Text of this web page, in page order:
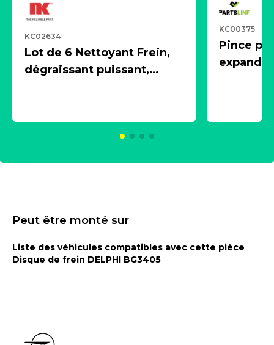
KC02634
Lot de 6 Nettoyant Frein,
dégraissant puissant,
KC00375
Pince
Peut être monté sur
Liste des véhicules compatibles avec cette pièce
Disque de frein DELPHI BG3405